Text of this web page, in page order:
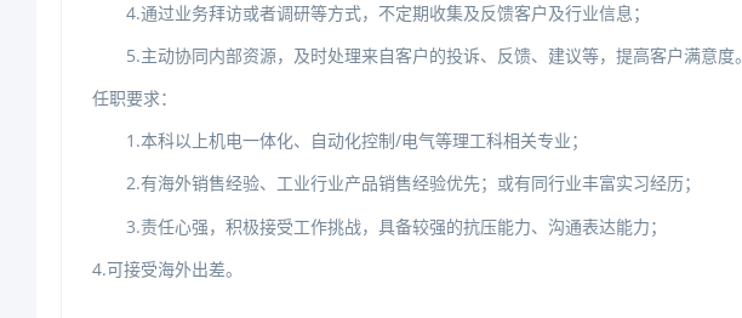
4.通过业务拜访或者调研等方式，不定期收集及反馈客户及行业信息；
5.主动协同内部资源，及时处理来自客户的投诉、反馈、建议等，提高客户满意度。
任职要求：
1.本科以上机电一体化、自动化控制/电气等理工科相关专业；
2.有海外销售经验、
工业行业产品销售经验优先；或有同行业丰富实习经历；
3.责任心强，积极接受工作挑战，具备较强的抗压能力、沟通表达能力；
4.可接受海外出差。